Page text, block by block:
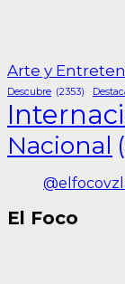
Arte y
Descubre (2353)
Nacional
El Foco